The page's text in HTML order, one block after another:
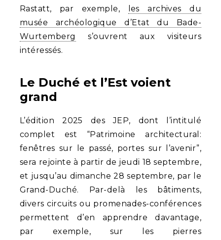
Rastatt, par exemple,
les archives du
musée archéologique d’Etat du Bade-
Wurtemberg
s’ouvrent aux visiteurs
intéressés.
Le Duché et l’Est voient
grand
L’édition 2025 des JEP, dont l’intitulé
complet est “Patrimoine architectural:
fenêtres sur le passé, portes sur l’avenir”,
sera rejointe à partir de jeudi 18 septembre,
et jusqu’au dimanche 28 septembre, par le
Grand-Duché. Par-delà les bâtiments,
divers circuits ou promenades-conférences
permettent d’en apprendre davantage,
par exemple, sur les pierres